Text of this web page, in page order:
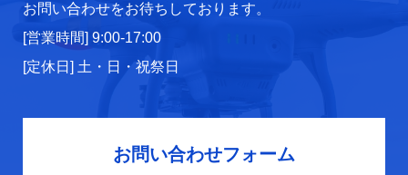
お問い合わせをお待ちしております。
[営業時間] 9:00-17:00
[定休日] 土・日・祝祭日
お問い合わせフォーム